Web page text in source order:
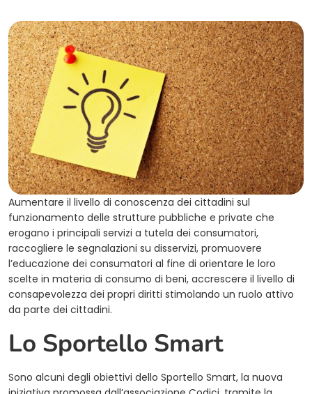
Aumentare il livello di conoscenza dei cittadini sul
funzionamento delle strutture pubbliche e private che
erogano i principali servizi a tutela dei consumatori,
raccogliere le segnalazioni su disservizi, promuovere
l’educazione dei consumatori al fine di orientare le loro
scelte in materia di consumo di beni, accrescere il livello di
consapevolezza dei propri diritti stimolando un ruolo attivo
da parte dei cittadini.
Lo Sportello Smart
Sono alcuni degli obiettivi dello Sportello Smart, la nuova